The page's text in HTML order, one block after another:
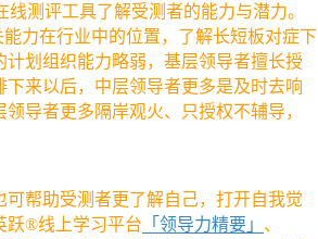
测评工具了解受测者的能力与潜力。
力在行业中的位置，了解长短板对症下
划组织能力略弱，基层领导者擅长授
来以后，中层领导者更多是及时去响
导者更多隔岸观火、只授权不辅导，
帮助受测者更了解自己，打开自我觉
跃®线上学习平台 「领导力精要」 、